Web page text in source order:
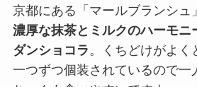
京都にある「マールブランシュ
濃厚な抹茶とミルクのハーモニ
ダンショコラ 。くちどけがよく
一つずつ個装されているので一